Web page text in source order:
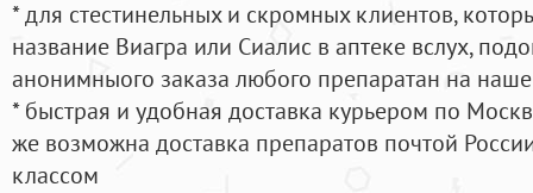
* для стестинельных и скромных клиентов,
название Виагра или Сиалис в аптеке вслух,
анонимныого заказа любого препаратан на
* быстрая и удобная доставка курьером по
же возможна доставка препаратов почтой
классом